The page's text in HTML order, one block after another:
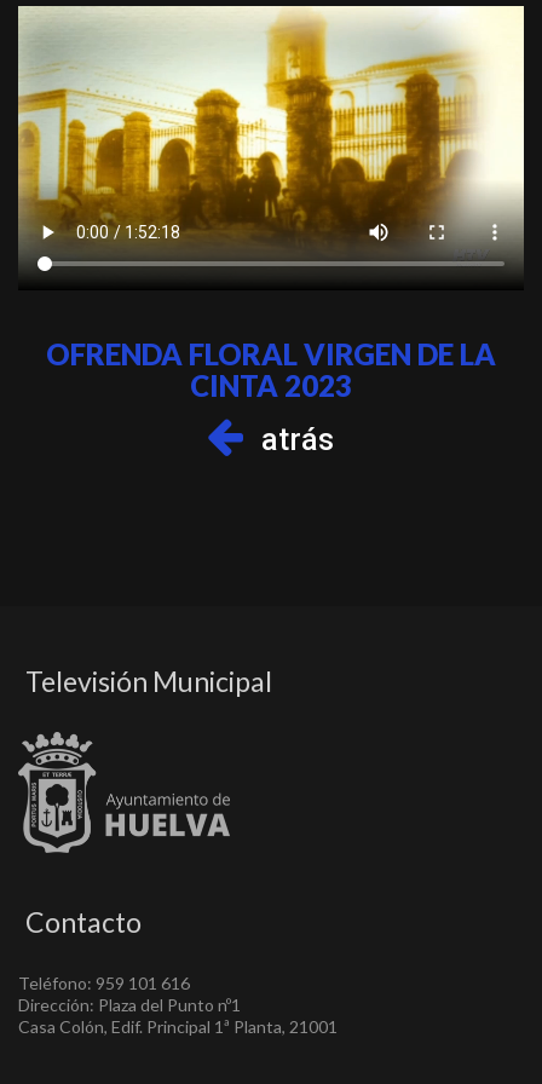
OFRENDA FLORAL VIRGEN DE LA
CINTA 2023
atrás
Televisión Municipal
Contacto
Teléfono: 959 101 616
Dirección: Plaza del Punto nº1
Casa Colón, Edif. Principal 1ª Planta, 21001